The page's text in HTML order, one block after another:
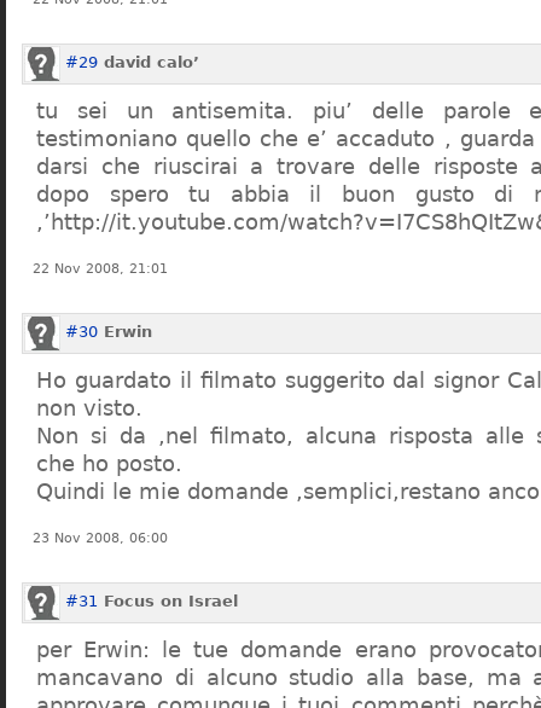
#29 david calo’
tu sei un antisemita. piu’ delle parole
testimoniano quello che e’ accaduto , guarda
darsi che riuscirai a trovare delle risposte
dopo spero tu abbia il buon gusto di
,’http://it.youtube.com/
22 Nov 2008, 21:01
#30 Erwin
Ho guardato il filmato suggerito dal signor
non visto.
Non si da ,nel filmato, alcuna risposta alle
che ho posto.
Quindi le mie domande ,semplici,restano
23 Nov 2008, 06:00
#31 Focus on Israel
per Erwin: le tue domande erano
mancavano di alcuno studio alla base, ma